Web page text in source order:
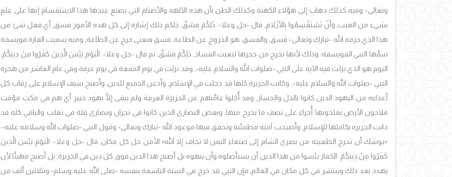
وتعالى- وفيه كذلك ذهاب إلى هؤلاء الكهنة وكذلك الظن بأن هذه الآلهة والأصنام التي يصنع عندها هذا الاستقسام إنها على عِلم
بشيء من الغيب, وَأَنْ تَسْتَقْسِمُوا بِالأَزْلامِ, قال -جل وعلا-: ذَلِكُمْ فِسْقٌ: ذلكم ذلك إشارة إلى كل هذه الأمور فسق, أي فعل شئ من
هذا الذي حرمه الله -تبارك وتعالى- فسق, والفسق: هو الخروج عن الطاعة, فسق بمعنى خرج عن الطاعة, ومنه سميت الفارة فويسقة
سمَّها النبي الفويسقة؛ وذلك لأنها تخرج من جحرها لتعيث الفساد, ذَلِكُمْ فِسْقٌ, ثم قال -جل وعلا-: الْيَوْمَ يَئِسَ الَّذِينَ كَفَرُوا مِنْ دِينِكُمْ:
اليوم هو الذي نزلت فيه الآية على النبي -صلوات الله والسلام عليه-, وقد نزلت في يوم الجمعة في يوم عرفة وفي عام العاشر من هجرة
النبي -صلوات الله والسلام عليه-, وكانت الجزيرة كلها قد دخلت في الإسلام, وأذعن الجميع للدين, وأصبح سيف الإسلام على رقاب كل
أعداءه من اليهود الذين كانوا بالذل والخسار, وقد أُجْلوا عامَّتهم عن الجزيرة العربية ولم يبقى إلَّا يهود خيبر أي هم في مكث مؤقت
فلاحون الأرض يفلحونها أُجراء على نصف ما يخرج منها, وبعض النصارى الذين كانوا في نجران ونصارى قِلة في تغلب والباقي كله قد
دانت الجزيرة بكاملها للإسلام, وأصبحت آمنة مطمئنة وتحقق فيها موعود الله -تبارك وتعالى- وقول النبي -صلوات الله وسلامه عليه-:
«يوشك أن تخرج الظعينة من بصرى الشام إلى صنعاء اليمن لا تخاف إلا الله» الأمن حل كل مكان, قال -جل وعلا-: الْيَوْمَ يَئِسَ الَّذِينَ
كَفَرُوا مِنْ دِينِكُمْ: الكفار يئسوا من هذا الدين أن يستأصلوه وأن ينهوه بل أصبح هذا الدين فوق كل دين في الجزيرة, بل أصبح مهيئًا لأن
يهدد بعد ذلك وينتشر في كل مكان في العالم, فإن النبي قد خرج في السنة التاسعة بنفسه -صلى الله عليه وسلم- وبثلاثين ألف من